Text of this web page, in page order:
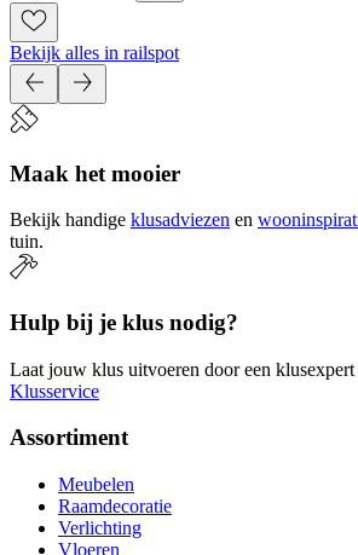
Bekijk alles in railspot
Maak het mooier
Bekijk handige klusadviezen en
tuin.
Hulp bij je klus nodig?
Laat jouw klus uitvoeren door een klusexpert
Klusservice
Assortiment
Meubelen
Raamdecoratie
Verlichting
Vloeren